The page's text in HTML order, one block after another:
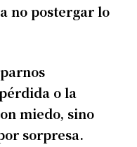
no postergar lo
o la
miedo, sino
sorpresa.